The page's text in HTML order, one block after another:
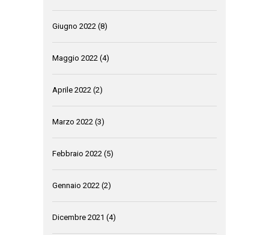
Giugno 2022 (8)
Maggio 2022 (4)
Aprile 2022 (2)
Marzo 2022 (3)
Febbraio 2022 (5)
Gennaio 2022 (2)
Dicembre 2021 (4)